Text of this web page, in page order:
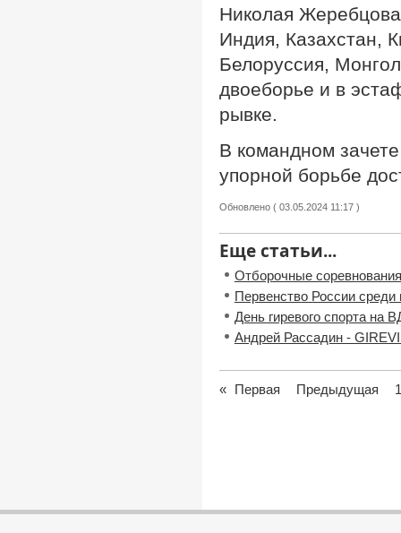
Николая
Индия, Казахстан,
Белоруссия,
двоеборье и в
рывке.
В командном
упорной борьбе
Обновлено ( 03.05.2024 11:17 )
Еще статьи...
Отборочные
Первенство России
День гиревого спорта на
Андрей Рассадин -
« Первая Предыдущая 1